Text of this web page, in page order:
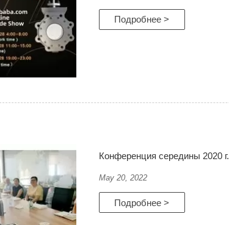
Подробнее >
Конференция середины 2020 г.
May 20, 2022
Подробнее >